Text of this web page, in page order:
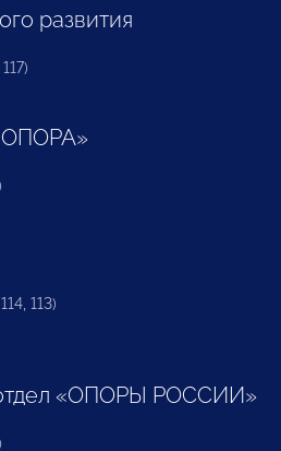
развития
113)
«ОПОРЫ РОССИИ»